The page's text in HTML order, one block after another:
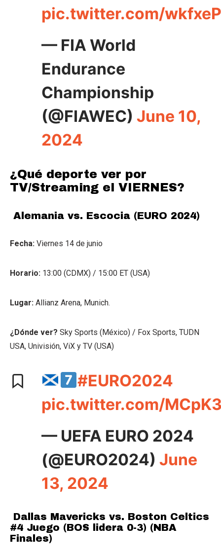
pic.twitter.com/
— FIA World
Endurance
Championship
(@FIAWEC) June 10,
2024
¿Qué deporte ver por
TV/Streaming el VIERNES?
Alemania vs. Escocia (EURO 2024)
Fecha: Viernes 14 de junio
Horario: 13:00 (CDMX) / 15:00 ET (USA)
Lugar: Allianz Arena, Munich.
¿Dónde ver? Sky Sports (México) / Fox Sports, TUDN
USA, Univisión, ViX y TV (USA)
#EURO2024
pic.twitter.com/
— UEFA EURO 2024
(@EURO2024) June
13, 2024
Dallas Mavericks vs. Boston Celtics
#4 Juego (BOS lidera 0-3) (NBA
Finales)